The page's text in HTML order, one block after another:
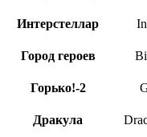
Интерстеллар
Город героев
Горько!-2
Дракула